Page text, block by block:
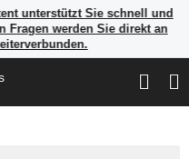
unterstützt Sie schnell und
Fragen werden Sie direkt an